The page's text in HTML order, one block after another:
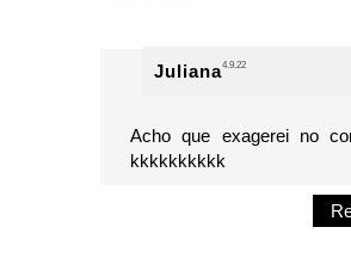
Juliana4.9.22
Acho que exagerei no
kkkkkkkkkk